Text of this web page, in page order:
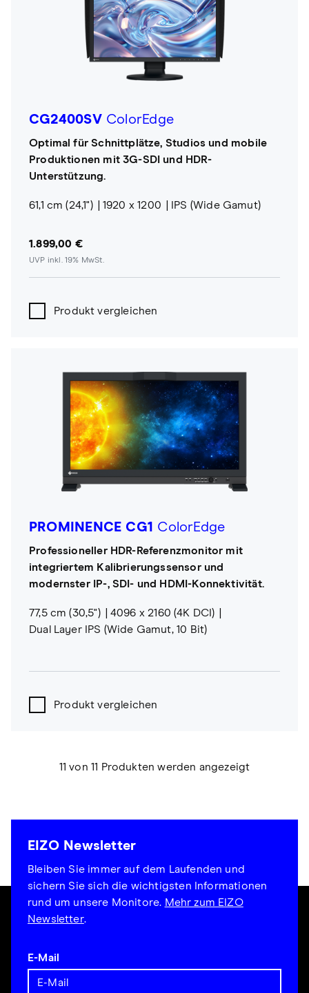
CG2400SVColorEdge
Optimal für Schnittplätze, Studios und mobile
Produktionen mit 3G-SDI und HDR-
Unterstützung.
61,1 cm (24,1") 1920 x 1200 IPS (Wide Gamut)
1.899,00 €
UVP inkl. 19% MwSt.
Produkt vergleichen
PROMINENCE CG1 ColorEdge
Professioneller HDR-Referenzmonitor mit
integriertem Kalibrierungssensor und
modernster IP-, SDI- und HDMI-Konnektivität.
77,5 cm (30,5")
4096 x 2160 (4K DCI)
Dual Layer IPS (Wide Gamut, 10 Bit)
Produkt vergleichen
11 von 11 Produkten werden angezeigt
EIZO Newsletter
Bleiben Sie immer auf dem Laufenden und
sichern Sie sich die wichtigsten Informationen
rund um unsere Monitore. Mehr zum EIZO
Newsletter.
E-Mail